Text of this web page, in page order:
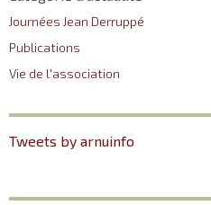
Journées Jean Derruppé
Publications
Vie de l'association
Tweets by arnuinfo